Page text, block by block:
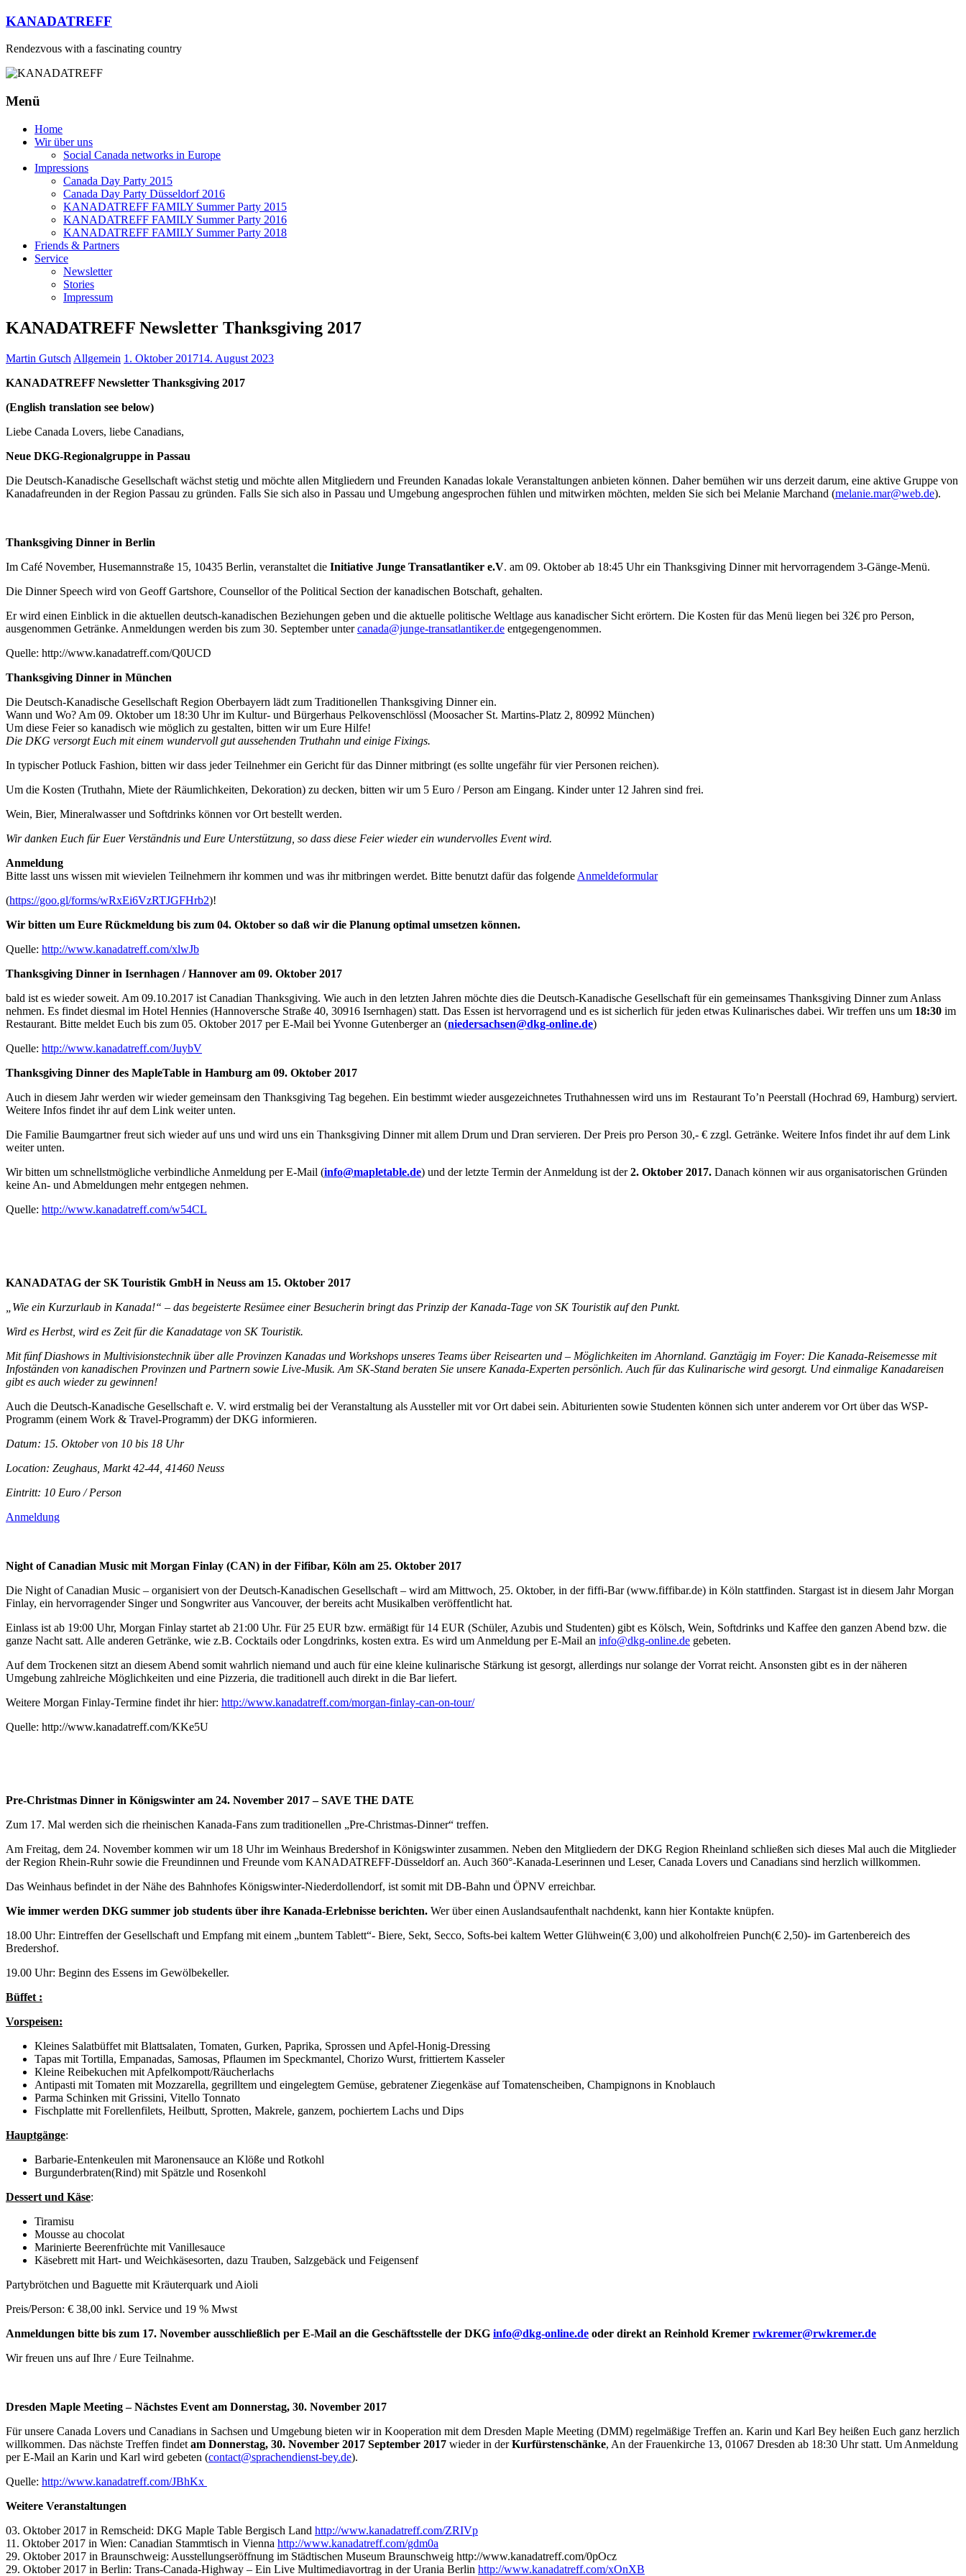
Zum
springen
KANADATREFF
Rendezvous with a fascinating country
Menü
Home
Wir über uns
Social Canada networks in Europe
Impressions
Canada Day Party 2015
Canada Day Party Düsseldorf 2016
KANADATREFF FAMILY Summer Party 2015
KANADATREFF FAMILY Summer Party 2016
KANADATREFF FAMILY Summer Party 2018
Friends & Partners
Service
Newsletter
Stories
Impressum
KANADATREFF Newsletter Thanksgiving 2017
Martin Gutsch Allgemein 1. Oktober 201714. August 2023
KANADATREFF Newsletter Thanksgiving 2017
(English translation see below)
Liebe Canada Lovers, liebe Canadians,
Neue DKG-Regionalgruppe in Passau
Die Deutsch-Kanadische Gesellschaft wächst stetig und möchte allen Mitgliedern und Freunden Kanadas lokale Veranstaltungen anbieten können. Daher bemühen wir uns derzeit darum, eine aktive Gruppe von
Kanadafreunden in der Region Passau zu gründen. Falls Sie sich also in Passau und Umgebung angesprochen fühlen und mitwirken möchten, melden Sie sich bei Melanie Marchand (melanie.mar@web.de).
Thanksgiving Dinner in Berlin
Im Café November, Husemannstraße 15, 10435 Berlin, veranstaltet die Initiative Junge Transatlantiker e.V. am 09. Oktober ab 18:45 Uhr ein Thanksgiving Dinner mit hervorragendem 3-Gänge-Menü.
Die Dinner Speech wird von Geoff Gartshore, Counsellor of the Political Section der kanadischen Botschaft, gehalten.
Er wird einen Einblick in die aktuellen deutsch-kanadischen Beziehungen geben und die aktuelle politische Weltlage aus kanadischer Sicht erörtern. Die Kosten für das Menü liegen bei 32€ pro Person,
ausgenommen Getränke. Anmeldungen werden bis zum 30. September untercanada@junge-transatlantiker.de entgegengenommen.
Quelle: http://www.kanadatreff.com/Q0UCD
Thanksgiving Dinner in München
Die Deutsch-Kanadische Gesellschaft Region Oberbayern lädt zum Traditionellen Thanksgiving Dinner ein.
Wann und Wo? Am 09. Oktober um 18:30 Uhr im Kultur- und Bürgerhaus Pelkovenschlössl (Moosacher St. Martins-Platz 2, 80992 München)
Um diese Feier so kanadisch wie möglich zu gestalten, bitten wir um Eure Hilfe!
Die DKG versorgt Euch mit einem wundervoll gut aussehenden Truthahn und einige Fixings.
In typischer Potluck Fashion, bitten wir dass jeder Teilnehmer ein Gericht für das Dinner mitbringt (es sollte ungefähr für vier Personen reichen).
Um die Kosten (Truthahn, Miete der Räumlichkeiten, Dekoration) zu decken, bitten wir um 5 Euro / Person am Eingang. Kinder unter 12 Jahren sind frei.
Wein, Bier, Mineralwasser und Softdrinks können vor Ort bestellt werden.
Wir danken Euch für Euer Verständnis und Eure Unterstützung, so dass diese Feier wieder ein wundervolles Event wird.
Anmeldung
Bitte lasst uns wissen mit wievielen Teilnehmern ihr kommen und was ihr mitbringen werdet. Bitte benutzt dafür das folgende Anmeldeformular
(https://goo.gl/forms/wRxEi6VzRTJGFHrb2)!
Wir bitten um Eure Rückmeldung bis zum 04. Oktober so daß wir die Planung optimal umsetzen können.
Quelle: http://www.kanadatreff.com/xlwJb
Thanksgiving Dinner in Isernhagen / Hannover am 09. Oktober 2017
bald ist es wieder soweit. Am 09.10.2017 ist Canadian Thanksgiving. Wie auch in den letzten Jahren möchte dies die Deutsch-Kanadische Gesellschaft für ein gemeinsames Thanksgiving Dinner zum Anlass
nehmen. Es findet diesmal im Hotel Hennies (Hannoversche Straße 40, 30916 Isernhagen) statt. Das Essen ist hervorragend und es ist sicherlich für jeden etwas Kulinarisches dabei. Wir treffen uns um 18:30 im
Restaurant. Bitte meldet Euch bis zum 05. Oktober 2017 per E-Mail bei Yvonne Gutenberger an (niedersachsen@dkg-online.de)
Quelle: http://www.kanadatreff.com/JuybV
Thanksgiving Dinner des MapleTable in Hamburg am 09. Oktober 2017
Auch in diesem Jahr werden wir wieder gemeinsam den Thanksgiving Tag begehen. Ein bestimmt wieder ausgezeichnetes Truthahnessen wird uns im Restaurant To’n Peerstall (Hochrad 69, Hamburg) serviert.
Weitere Infos findet ihr auf dem Link weiter unten.
Die Familie Baumgartner freut sich wieder auf uns und wird uns ein Thanksgiving Dinner mit allem Drum und Dran servieren. Der Preis pro Person 30,- € zzgl. Getränke. Weitere Infos findet ihr auf dem Link
weiter unten.
Wir bitten um schnellstmögliche verbindliche Anmeldung per E-Mail (info@mapletable.de) und der letzte Termin der Anmeldung ist der2. Oktober 2017. Danach können wir aus organisatorischen Gründen
keine An- und Abmeldungen mehr entgegen nehmen.
Quelle: http://www.kanadatreff.com/w54CL
KANADATAG der SK Touristik GmbH in Neuss am 15. Oktober 2017
„Wie ein Kurzurlaub in Kanada!“ – das begeisterte Resümee einer Besucherin bringt das Prinzip der Kanada-Tage von SK Touristik auf den Punkt.
Wird es Herbst, wird es Zeit für die Kanadatage von SK Touristik.
Mit fünf Diashows in Multivisionstechnik über alle Provinzen Kanadas und Workshops unseres Teams über Reisearten und – Möglichkeiten im Ahornland. Ganztägig im Foyer: Die Kanada-Reisemesse mit
Infoständen von kanadischen Provinzen und Partnern sowie Live-Musik. Am SK-Stand beraten Sie unsere Kanada-Experten persönlich. Auch für das Kulinarische wird gesorgt. Und einmalige Kanadareisen
gibt es auch wieder zu gewinnen!
Auch die Deutsch-Kanadische Gesellschaft e. V. wird erstmalig bei der Veranstaltung als Aussteller mit vor Ort dabei sein. Abiturienten sowie Studenten können sich unter anderem vor Ort über das WSP-
Programm (einem Work & Travel-Programm) der DKG informieren.
Datum: 15. Oktober von 10 bis 18 Uhr
Location: Zeughaus, Markt 42-44, 41460 Neuss
Eintritt: 10 Euro / Person
Anmeldung
Night of Canadian Music mit Morgan Finlay (CAN) in der Fifibar, Köln am 25. Oktober 2017
Die Night of Canadian Music – organisiert von der Deutsch-Kanadischen Gesellschaft – wird am Mittwoch, 25. Oktober, in der fiffi-Bar (www.fiffibar.de) in Köln stattfinden. Stargast ist in diesem Jahr Morgan
Finlay, ein hervorragender Singer und Songwriter aus Vancouver, der bereits acht Musikalben veröffentlicht hat.
Einlass ist ab 19:00 Uhr, Morgan Finlay startet ab 21:00 Uhr. Für 25 EUR bzw. ermäßigt für 14 EUR (Schüler, Azubis und Studenten) gibt es Kölsch, Wein, Softdrinks und Kaffee den ganzen Abend bzw. die
ganze Nacht satt. Alle anderen Getränke, wie z.B. Cocktails oder Longdrinks, kosten extra. Es wird um Anmeldung per E-Mail an info@dkg-online.de gebeten.
Auf dem Trockenen sitzt an diesem Abend somit wahrlich niemand und auch für eine kleine kulinarische Stärkung ist gesorgt, allerdings nur solange der Vorrat reicht. Ansonsten gibt es in der näheren
Umgebung zahlreiche Möglichkeiten und eine Pizzeria, die traditionell auch direkt in die Bar liefert.
Weitere Morgan Finlay-Termine findet ihr hier: http://www.kanadatreff.com/morgan-finlay-can-on-tour/
Quelle: http://www.kanadatreff.com/KKe5U
Pre-Christmas Dinner in Königswinter am 24. November 2017 – SAVE THE DATE
Zum 17. Mal werden sich die rheinischen Kanada-Fans zum traditionellen „Pre-Christmas-Dinner“ treffen.
Am Freitag, dem 24. November kommen wir um 18 Uhr im Weinhaus Bredershof in Königswinter zusammen. Neben den Mitgliedern der DKG Region Rheinland schließen sich dieses Mal auch die Mitglieder
der Region Rhein-Ruhr sowie die Freundinnen und Freunde vom KANADATREFF-Düsseldorf an. Auch 360°-Kanada-Leserinnen und Leser, Canada Lovers und Canadians sind herzlich willkommen.
Das Weinhaus befindet in der Nähe des Bahnhofes Königswinter-Niederdollendorf, ist somit mit DB-Bahn und ÖPNV erreichbar.
Wie immer werden DKG summer job students über ihre Kanada-Erlebnisse berichten. Wer über einen Auslandsaufenthalt nachdenkt, kann hier Kontakte knüpfen.
18.00 Uhr: Eintreffen der Gesellschaft und Empfang mit einem „buntem Tablett“- Biere, Sekt, Secco, Softs-bei kaltem Wetter Glühwein(€ 3,00) und alkoholfreien Punch(€ 2,50)- im Gartenbereich des
Bredershof.
19.00 Uhr: Beginn des Essens im Gewölbekeller.
Büffet :
Vorspeisen:
Kleines Salatbüffet mit Blattsalaten, Tomaten, Gurken, Paprika, Sprossen und Apfel-Honig-Dressing
Tapas mit Tortilla, Empanadas, Samosas, Pflaumen im Speckmantel, Chorizo Wurst, frittiertem Kasseler
Kleine Reibekuchen mit Apfelkompott/Räucherlachs
Antipasti mit Tomaten mit Mozzarella, gegrilltem und eingelegtem Gemüse, gebratener Ziegenkäse auf Tomatenscheiben, Champignons in Knoblauch
Parma Schinken mit Grissini, Vitello Tonnato
Fischplatte mit Forellenfilets, Heilbutt, Sprotten, Makrele, ganzem, pochiertem Lachs und Dips
Hauptgänge:
Barbarie-Entenkeulen mit Maronensauce an Klöße und Rotkohl
Burgunderbraten(Rind) mit Spätzle und Rosenkohl
Dessert und Käse:
Tiramisu
Mousse au chocolat
Marinierte Beerenfrüchte mit Vanillesauce
Käsebrett mit Hart- und Weichkäsesorten, dazu Trauben, Salzgebäck und Feigensenf
Partybrötchen und Baguette mit Kräuterquark und Aioli
Preis/Person: € 38,00 inkl. Service und 19 % Mwst
Anmeldungen bitte bis zum 17. November ausschließlich per E-Mail an die Geschäftsstelle der DKG info@dkg-online.de oder direkt an Reinhold Kremer rwkremer@rwkremer.de
Wir freuen uns auf Ihre / Eure Teilnahme.
Dresden Maple Meeting – Nächstes Event am Donnerstag, 30. November 2017
Für unsere Canada Lovers und Canadians in Sachsen und Umgebung bieten wir in Kooperation mit dem Dresden Maple Meeting (DMM) regelmäßige Treffen an. Karin und Karl Bey heißen Euch ganz herzlich
willkommen. Das nächste Treffen findet am Donnerstag, 30. November 2017 September 2017 wieder in derKurfürstenschänke, An der Frauenkirche 13, 01067 Dresden ab 18:30 Uhr statt. Um Anmeldung
per E-Mail an Karin und Karl wird gebeten (contact@sprachendienst-bey.de).
Quelle: http://www.kanadatreff.com/JBhKx
Weitere Veranstaltungen
03. Oktober 2017 in Remscheid: DKG Maple Table Bergisch Land http://www.kanadatreff.com/ZRIVp
11. Oktober 2017 in Wien: Canadian Stammtisch in Vienna http://www.kanadatreff.com/gdm0a
29. Oktober 2017 in Braunschweig: Ausstellungseröffnung im Städtischen Museum Braunschweig http://www.kanadatreff.com/0pOcz
29. Oktober 2017 in Berlin: Trans-Canada-Highway – Ein Live Multimediavortrag in der Urania Berlin http://www.kanadatreff.com/xOnXB